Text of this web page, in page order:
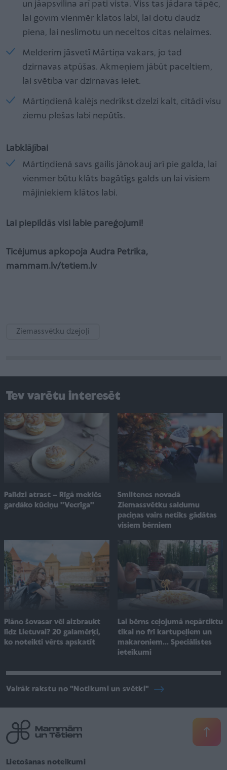
un jāapsvilina arī pati vista. Viss tas jādara tāpēc,
lai govīm vienmēr klātos labi, lai dotu daudz
piena, lai neslimotu un neceltos citas nelaimes.
Melderim jāsvētī Mārtiņa vakars, jo tad
dzirnavas atpūšas. Akmeņiem jābūt paceltiem,
lai svētība var dzirnavās ieiet.
Mārtiņdienā kalējs nedrīkst dzelzi kalt, citādi visu
ziemu plēšas labi nepūtīs.
Labklājībai
Mārtiņdienā savs gailis jānokauj arī pie galda, lai
vienmēr būtu klāts bagātīgs galds un lai visiem
mājiniekiem klātos labi.
Lai piepildās visi labie pareģojumi!
Ticējumus apkopoja Audra Petrika,
mammam.lv/tetiem.lv
Ziemassvētku dzejoļi
Tev varētu interesēt
Palīdzi atrast – Rīgā meklēs
gardāko kūciņu ''Vecrīga''
Smiltenes novadā
Ziemassvētku saldumu
paciņas vairs netiks gādātas
visiem bērniem
Plāno šovasar vēl aizbraukt
līdz Lietuvai? 20 galamērķi,
ko noteikti vērts apskatīt
Lai bērns ceļojumā nepārtiktu
tikai no frī kartupeļiem un
makaroniem... Speciālistes
ieteikumi
Vairāk rakstu no "Notikumi un svētki"
Lietošanas noteikumi